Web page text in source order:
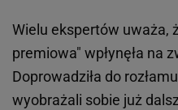
Wielu ekspertów uważa,
premiowa" wpłynęła na
Doprowadziła do
wyobrażali sobie już